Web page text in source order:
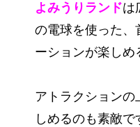
よみうりランドは
の電球を使った、
ーションが楽しめ
アトラクションの
しめるのも素敵で